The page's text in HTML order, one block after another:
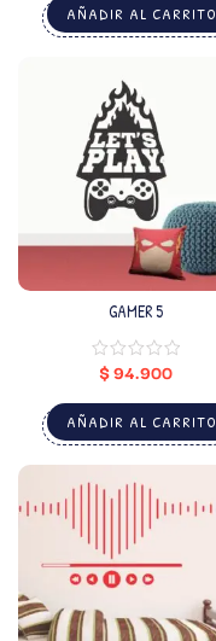
AÑADIR AL CARRITO
GAMER 5
$94.900
AÑADIR AL CARRITO